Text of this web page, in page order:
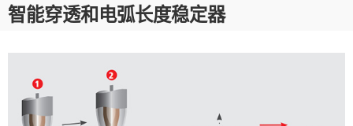
智能穿透和电弧长度稳定器